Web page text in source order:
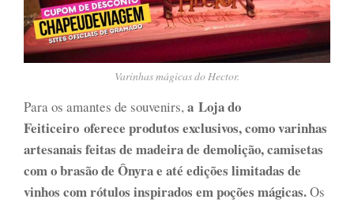
Varinhas mágicas do Hector.
Para os amantes de souvenirs,a Loja do
Feiticeiro oferece produtos exclusivos, como varinhas
artesanais feitas de madeira de demolição, camisetas
com o brasão de Ônyra e até edições limitadas de
vinhos com rótulos inspirados em poções mágicas.Os